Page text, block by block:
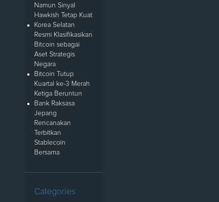
Namun Sinyal
Hawkish Tetap Kuat
Korea Selatan
Resmi Klasifikasikan
Bitcoin sebagai
Aset Strategis
Negara
Bitcoin Tutup
Kuartal ke-3 Merah
Ketiga Beruntun
Bank Raksasa
Jepang
Rencanakan
Terbitkan
Stablecoin
Bersama
Categories